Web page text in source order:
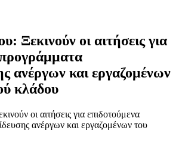
Ξεκινούν οι αιτήσεις για
ανέργων και εργαζομένων
κλάδου